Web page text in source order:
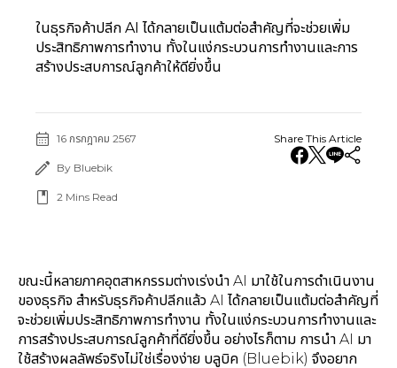
ในธุรกิจค้าปลีก AI ได้กลายเป็นแต้มต่อสำคัญที่จะช่วยเพิ่ม
ประสิทธิภาพการทำงาน ทั้งในแง่กระบวนการทำงานและการ
สร้างประสบการณ์ลูกค้าให้ดียิ่งขึ้น
16 กรกฎาคม 2567
By Bluebik
2 Mins Read
Share This Article
ขณะนี้หลายภาคอุตสาหกรรมต่างเร่งนำ AI มาใช้ในการดำเนินงาน
ของธุรกิจ สำหรับธุรกิจค้าปลีกแล้ว AI ได้กลายเป็นแต้มต่อสำคัญที่
จะช่วยเพิ่มประสิทธิภาพการทำงาน ทั้งในแง่กระบวนการทำงานและ
การสร้างประสบการณ์ลูกค้าที่ดียิ่งขึ้น อย่างไรก็ตาม การนำ AI มา
ใช้สร้างผลลัพธ์จริงไม่ใช่เรื่องง่าย บลูบิค (Bluebik) จึงอยาก